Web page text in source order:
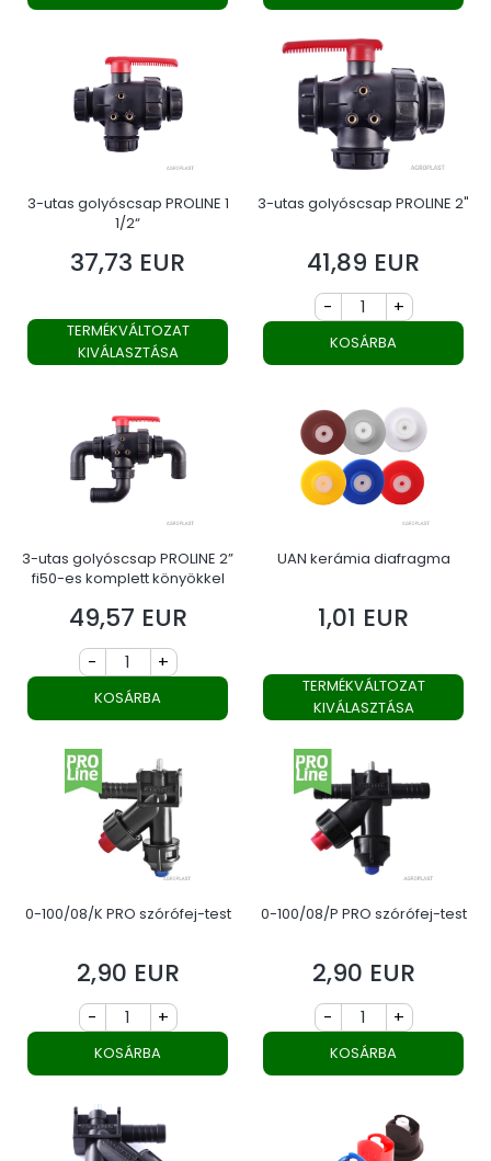
3-utas golyóscsap PROLINE 1
1/2“
Ár
37,73 EUR
TERMÉKVÁLTOZAT
KIVÁLASZTÁSA
3-utas golyóscsap PROLINE 2"
Ár
41,89 EUR
- +
KOSÁRBA
3-utas golyóscsap PROLINE 2”
fi50-es komplett könyökkel
Ár
49,57 EUR
- +
KOSÁRBA
UAN kerámia diafragma
Ár
1,01 EUR
TERMÉKVÁLTOZAT
KIVÁLASZTÁSA
0-100/08/K PRO szórófej-test
Ár
2,90 EUR
- +
KOSÁRBA
0-100/08/P PRO szórófej-test
Ár
2,90 EUR
- +
KOSÁRBA